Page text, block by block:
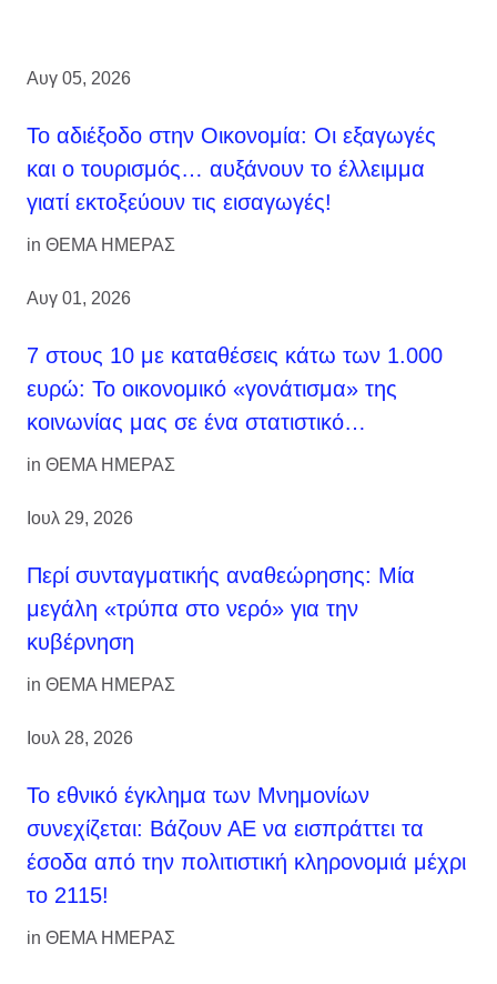
Αυγ 05, 2026
Το αδιέξοδο στην Οικονομία: Οι εξαγωγές
και ο τουρισμός… αυξάνουν το έλλειμμα
γιατί εκτοξεύουν τις εισαγωγές!
in ΘΕΜΑ ΗΜΕΡΑΣ
Αυγ 01, 2026
7 στους 10 με καταθέσεις κάτω των 1.000
ευρώ: Το οικονομικό «γονάτισμα» της
κοινωνίας μας σε ένα στατιστικό…
in ΘΕΜΑ ΗΜΕΡΑΣ
Ιουλ 29, 2026
Περί συνταγματικής αναθεώρησης: Μία
μεγάλη «τρύπα στο νερό» για την
κυβέρνηση
in ΘΕΜΑ ΗΜΕΡΑΣ
Ιουλ 28, 2026
Το εθνικό έγκλημα των Μνημονίων
συνεχίζεται: Βάζουν ΑΕ να εισπράττει τα
έσοδα από την πολιτιστική κληρονομιά μέχρι
το 2115!
in ΘΕΜΑ ΗΜΕΡΑΣ